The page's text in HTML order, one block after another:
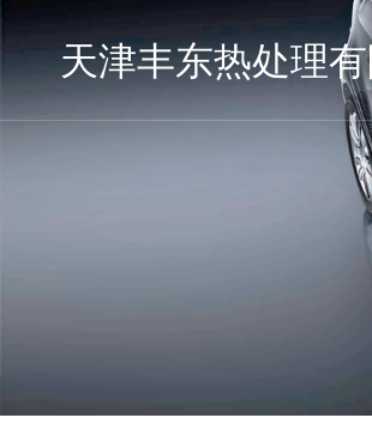
天津丰东热处理